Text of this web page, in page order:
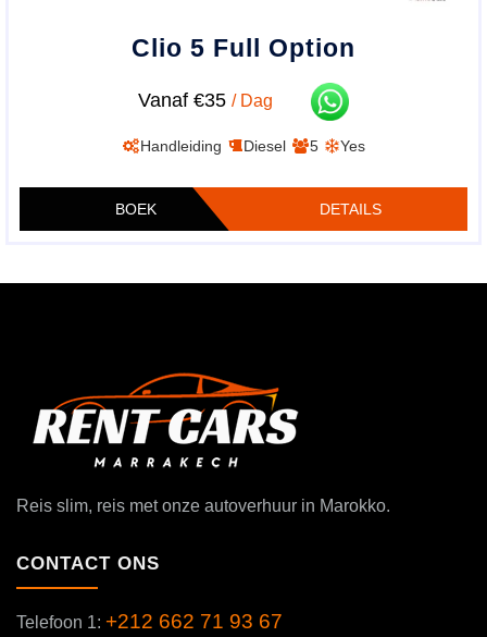
Clio 5 Full Option
Vanaf €35 / Dag
Handleiding Diesel 5 Yes
BOEK DETAILS
Reis slim, reis met onze autoverhuur in Marokko.
CONTACT ONS
Telefoon 1: +212 662 71 93 67